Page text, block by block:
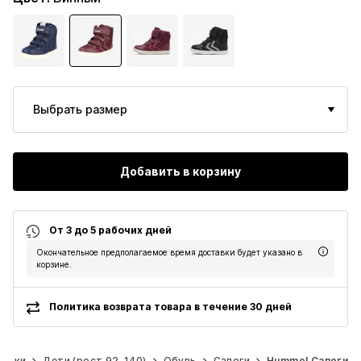
Выбрать размер
Добавить в корзину
От 3 до 5 рабочих дней
Окончательное предполагаемое время доставки будет указано в
корзине.
Политика возврата товара в течение 30 дней